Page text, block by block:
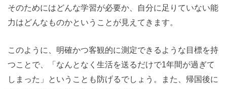
そのためにはどんな学習が必要か、自分に足りていない能
力はどんなものかということが見えてきます。
このように、明確かつ客観的に測定できるような目標を持
つことで、「なんとなく生活を送るだけで1年間が過ぎて
しまった」ということも防げるでしょう。また、帰国後に